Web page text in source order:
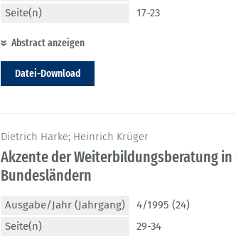
Seite(n)
17-23
Abstract anzeigen
Datei-Download
Dietrich Harke; Heinrich Krüger
Akzente der Weiterbildungsberatung
Bundesländern
Ausgabe/Jahr (Jahrgang)
4/1995 (24)
Seite(n)
29-34